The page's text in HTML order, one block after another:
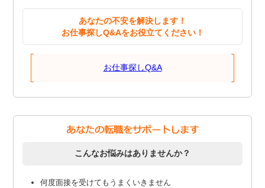
あなたの不安を解決します！
お仕事探しQ&Aをお役立てください！
お仕事探しQ&A
こんなお悩みはありませんか？
何度面接を受けてもうまくいきません